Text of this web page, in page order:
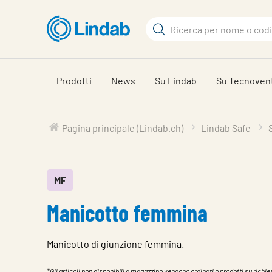
visionare
carrello
Cerca
Prodotti News Su Lindab Su
Pagina principale (Lindab.ch) Lindab Safe
MF
Manicotto femmina
Manicotto di giunzione femmina.